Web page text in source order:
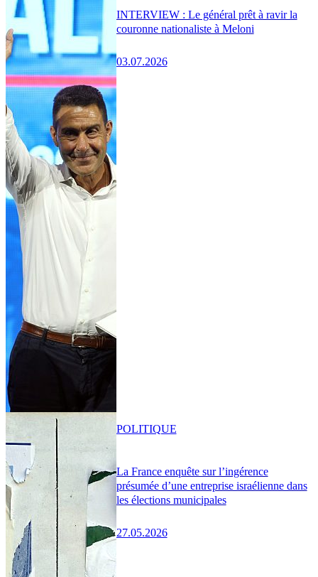
INTERVIEW : Le général prêt à ravir la
couronne nationaliste à Meloni
03.07.2026
La France enquête sur l’ingérence
présumée d’une entreprise israélienne dans
les élections municipales
27.05.2026
POLITIQUE